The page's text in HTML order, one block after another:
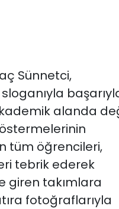
Sünnetci,
alanda
tüm öğrencileri,
tebrik ederek
giren takımlara
fotoğraflarıyla